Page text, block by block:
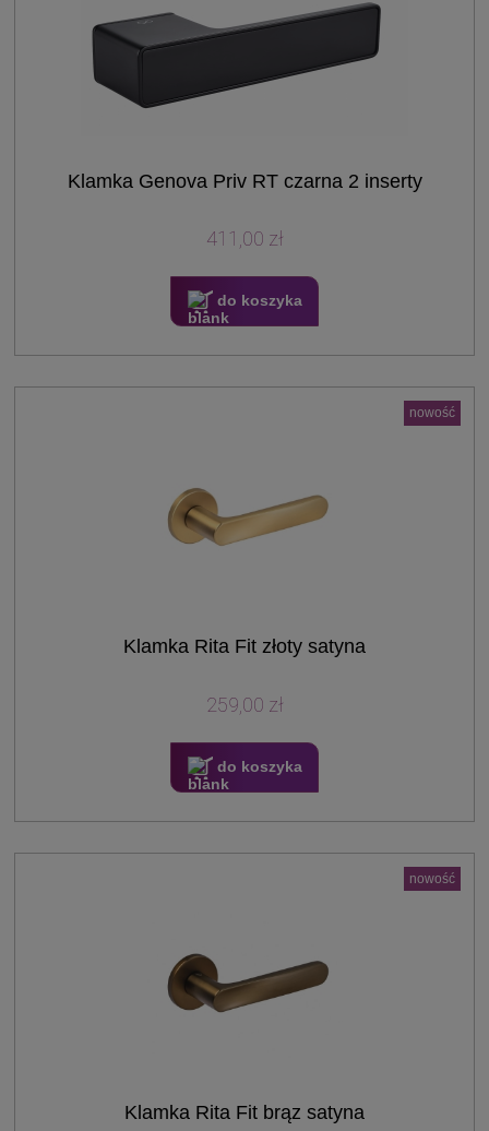
Klamka Genova Priv RT czarna 2 inserty
411,00 zł
do koszyka
Klamka Rita Fit złoty satyna
259,00 zł
do koszyka
nowość
Klamka Rita Fit brąz satyna
nowość